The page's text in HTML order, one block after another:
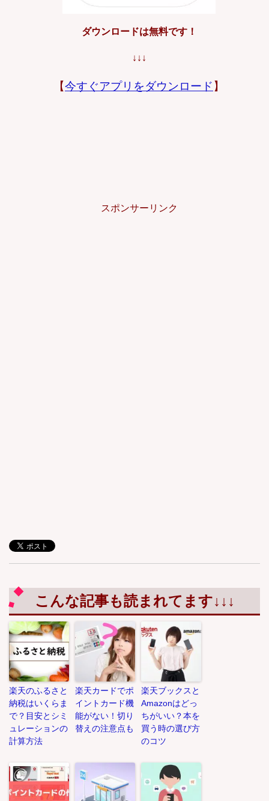
ダウンロードは無料です！
↓↓↓
【今すぐアプリをダウンロード 】
スポンサーリンク
こんな記事も読まれてます↓↓↓
楽天のふるさと
納税はいくらま
で？目安とシミ
ュレーションの
計算方法
楽天カードでポ
イントカード機
能がない！切り
替えの注意点も
楽天ブックスと
Amazonはどっ
ちがいい？本を
買う時の選び方
のコツ